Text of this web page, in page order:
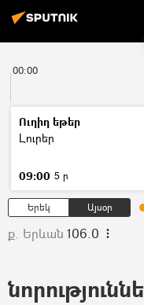
00:00
Ուղիղ եթեր
Լուրեր
09:00 5 ր
Երեկ Այսօր
ք. Երևան 106.0